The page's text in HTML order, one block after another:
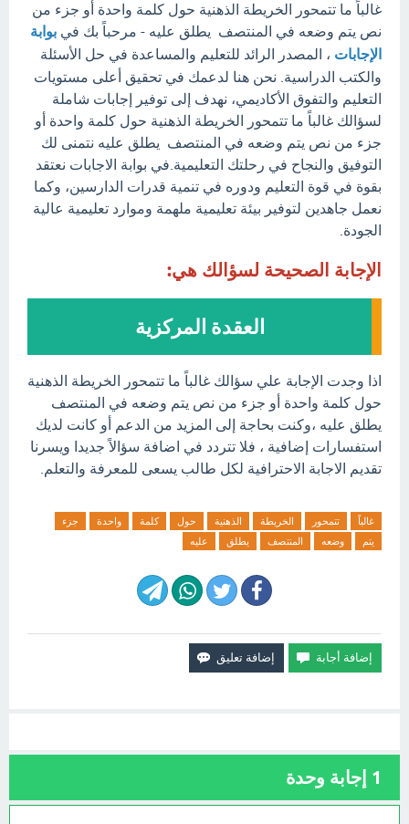
غالباً ما تتمحور الخريطة الذهنية حول كلمة واحدة أو جزء من
نص يتم وضعه في المنتصف يطلق عليه - مرحباً بك في بوابة
الإجابات ، المصدر الرائد للتعليم والمساعدة في حل الأسئلة
والكتب الدراسية. نحن هنا لدعمك في تحقيق أعلى مستويات
التعليم والتفوق الأكاديمي، نهدف إلى توفير إجابات شاملة
لسؤالك غالباً ما تتمحور الخريطة الذهنية حول كلمة واحدة أو
جزء من نص يتم وضعه في المنتصف يطلق عليه نتمنى لك
التوفيق والنجاح في رحلتك التعليمية.في بوابة الاجابات نعتقد
بقوة في قوة التعليم ودوره في تنمية قدرات الدارسين، وكما
نعمل جاهدين لتوفير بيئة تعليمية ملهمة وموارد تعليمية عالية
الجودة.
الإجابة الصحيحة لسؤالك هي:
العقدة المركزية
اذا وجدت الإجابة علي سؤالك غالباً ما تتمحور الخريطة الذهنية
حول كلمة واحدة أو جزء من نص يتم وضعه في المنتصف
يطلق عليه ،وكنت بحاجة إلى المزيد من الدعم أو كانت لديك
استفسارات إضافية ، فلا تتردد في اضافة سؤالاً جديدا ويسرنا
تقديم الاجابة الاحترافية لكل طالب يسعى للمعرفة والتعلم.
غالباً تتمحور الخريطة الذهنية حول كلمة واحدة
جزء
يتم
وضعه المنتصف يطلق عليه
1 إجابة وحدة